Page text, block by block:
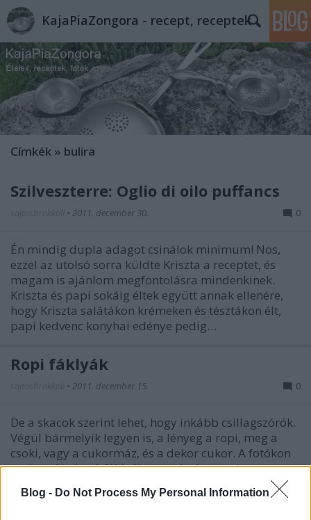
Blog - Do Not Process My Personal Information
KajaPiaZongora - recept, receptek
Címkék » bulira
Szilveszterre: Oglio di oilo puffancs
• 2011. december 30. 0
Én mindig dupla adagot csinálok minimum! Nos,
ezzel az utolsó sorra küldte Kriszta a receptet, és
magam is ajánlom megfontolásra mindenkinek.
Kriszta és papi sokáig éltek együtt annak ellenére,
hogy Kriszta salátákon krémeken és tésztákon élt,
papi kedvenc konyhai edénye pedig…
Ropi fáklyák
• 2011. december 15. 0
De a skacok szerint lehet, hogy inkább csillagszórók.
Végül bármelyik legyen is, a lényeg a ropi, meg a
csoki, vagy a cukormáz, és a dekor cukor. A fotókon
csak csoki alapú fáklyák vannak, de az ovis
karácsonyra cukormáz alapút is készítettünk, mert
Lóri nem szereti a csokit.…